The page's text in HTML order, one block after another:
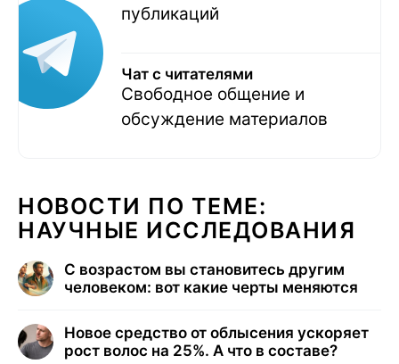
публикаций
Чат с читателями
Свободное общение и
обсуждение материалов
НОВОСТИ ПО ТЕМЕ:
НАУЧНЫЕ ИССЛЕДОВАНИЯ
С возрастом вы становитесь другим
человеком: вот какие черты меняются
Новое средство от облысения ускоряет
рост волос на 25%. А что в составе?